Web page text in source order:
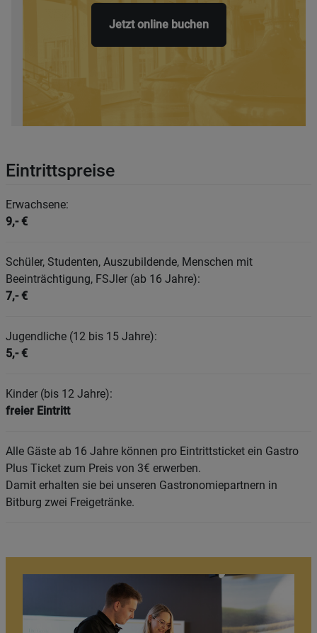
Jetzt online buchen
Eintrittspreise
Erwachsene:
9,- €
Schüler, Studenten, Auszubildende, Menschen mit
Beeinträchtigung, FSJler (ab 16 Jahre):
7,- €
Jugendliche (12 bis 15 Jahre):
5,- €
Kinder (bis 12 Jahre):
freier Eintritt
Alle Gäste ab 16 Jahre können pro Eintrittsticket ein Gastro
Plus Ticket zum Preis von 3€ erwerben.
Damit erhalten sie bei unseren Gastronomiepartnern in
Bitburg zwei Freigetränke.